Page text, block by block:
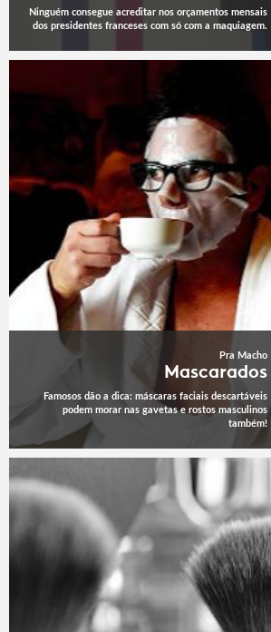
Ninguém consegue acreditar nos orçamentos mensais
dos presidentes franceses com só com a maquiagem.
Pra Macho
Mascarados
Famosos dão a dica: máscaras faciais descartáveis
podem morar nas gavetas e rostos masculinos
também!